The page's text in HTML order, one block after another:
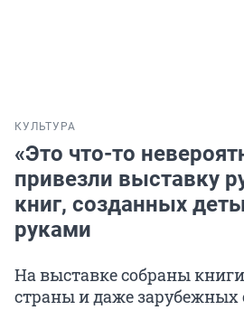
КУЛЬТУРА
«Это что-то
привезли выставку
книг, созданных
руками
На выставке собраны
страны и даже зарубежных